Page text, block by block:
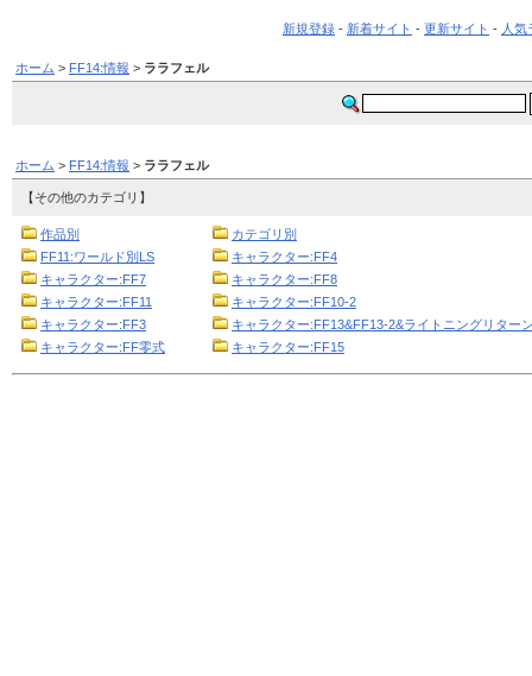
新規登録 - 新着サイト - 更新サイト - 人
ホーム > FF14:情報 > ララフェル
ホーム > FF14:情報 > ララフェル
【その他のカテゴリ】
作品別
カテゴリ別
FF11:ワールド別LS
キャラクター:FF4
キャラクター:FF7
キャラクター:FF8
キャラクター:FF11
キャラクター:FF10-2
キャラクター:FF3
キャラクター:FF13&FF13-2&ライトニングリター
キャラクター:FF零式
キャラクター:FF15